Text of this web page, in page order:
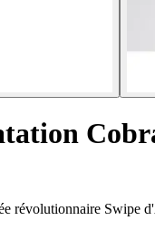
révolutionnaire Swipe